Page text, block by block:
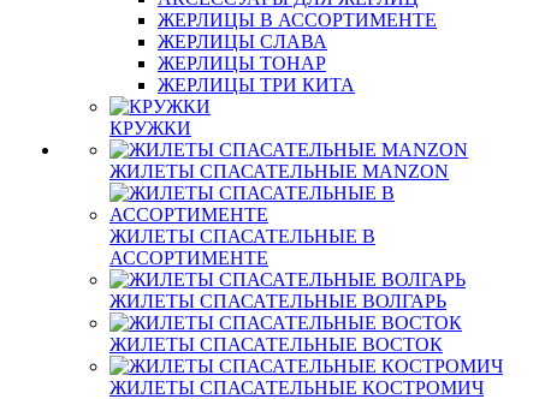
ЖЕРЛИЦЫ В АССОРТИМЕНТЕ
ЖЕРЛИЦЫ СЛАВА
ЖЕРЛИЦЫ ТОНАР
ЖЕРЛИЦЫ ТРИ КИТА
КРУЖКИ
ЖИЛЕТЫ СПАСАТЕЛЬНЫЕ MANZON
ЖИЛЕТЫ СПАСАТЕЛЬНЫЕ В
АССОРТИМЕНТЕ
ЖИЛЕТЫ СПАСАТЕЛЬНЫЕ ВОЛГАРЬ
ЖИЛЕТЫ СПАСАТЕЛЬНЫЕ ВОСТОК
ЖИЛЕТЫ СПАСАТЕЛЬНЫЕ КОСТРОМИЧ